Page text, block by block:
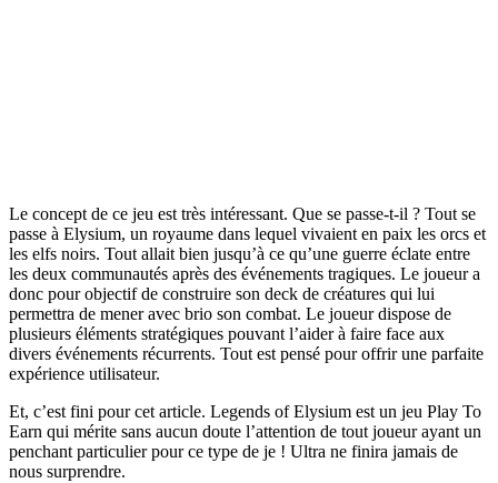
Le concept de ce jeu est très intéressant. Que se passe-t-il ? Tout se
passe à Elysium, un royaume dans lequel vivaient en paix les orcs et
les elfs noirs. Tout allait bien jusqu’à ce qu’une guerre éclate entre
les deux communautés après des événements tragiques. Le joueur a
donc pour objectif de construire son deck de créatures qui lui
permettra de mener avec brio son combat. Le joueur dispose de
plusieurs éléments stratégiques pouvant l’aider à faire face aux
divers événements récurrents. Tout est pensé pour offrir une parfaite
expérience utilisateur.
Et, c’est fini pour cet article. Legends of Elysium est un jeu Play To
Earn qui mérite sans aucun doute l’attention de tout joueur ayant un
penchant particulier pour ce type de je ! Ultra ne finira jamais de
nous surprendre.